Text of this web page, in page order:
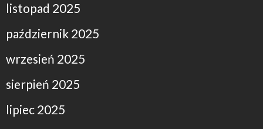
listopad 2025
październik 2025
wrzesień 2025
sierpień 2025
lipiec 2025